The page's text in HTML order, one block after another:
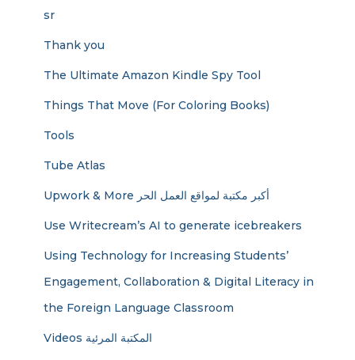
sr
Thank you
The Ultimate Amazon Kindle Spy Tool
Things That Move (For Coloring Books)
Tools
Tube Atlas
Upwork & More أكبر مكتبة لمواقع العمل الحر
Use Writecream’s AI to generate icebreakers
Using Technology for Increasing Students’
Engagement, Collaboration & Digital Literacy in
the Foreign Language Classroom
Videos المكتبة المرئية